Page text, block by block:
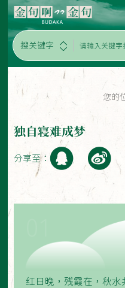
搜关键字
您的
独自寝难成梦
分享至：
红日晚，残霞在，秋水